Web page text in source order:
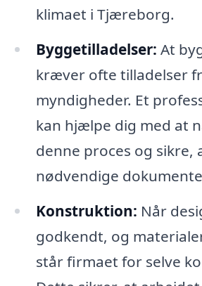
klimaet i Tjæreborg.
Byggetilladelser: At
kræver ofte tilladelser
myndigheder. Et
kan hjælpe dig med at
denne proces og sikre,
nødvendige
Konstruktion: Når
godkendt, og
står firmaet for selve